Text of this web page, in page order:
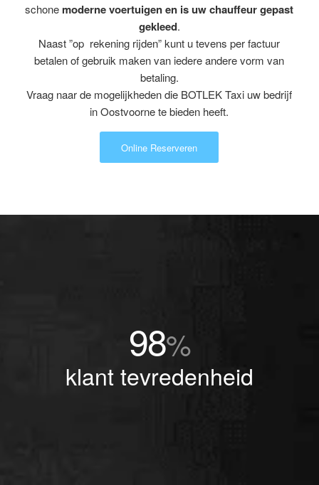
schone moderne voertuigen en is uw chauffeur gepast
gekleed.
Naast ”op rekening rijden” kunt u tevens per factuur
betalen of gebruik maken van iedere andere vorm van
betaling.
Vraag naar de mogelijkheden die BOTLEK Taxi uw bedrijf
in Oostvoorne te bieden heeft.
Online Reserveren
98%
klant tevredenheid